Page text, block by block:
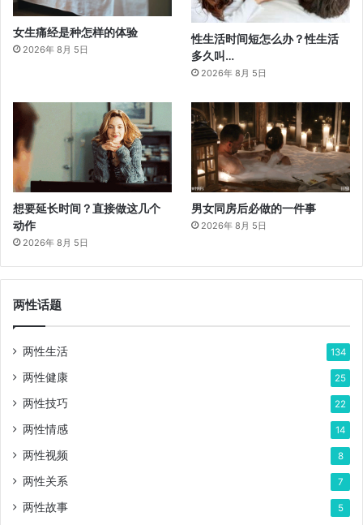
女生痛经是种怎样的体验
2026年 8月 5日
性生活时间短怎么办？性生活
多久叫…
2026年 8月 5日
想要延长时间？直接做这几个
动作
2026年 8月 5日
男女同房后必做的一件事
2026年 8月 5日
两性话题
两性生活 134
两性健康 25
两性技巧 22
两性情感 14
两性视频 8
两性关系 7
两性故事 5